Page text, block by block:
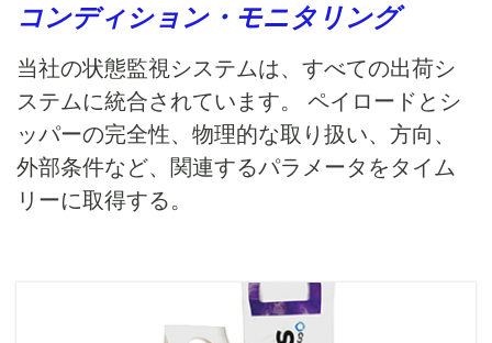
コンディション・モニタリング
当社の状態監視システムは、すべての出荷シ
ステムに統合されています。 ペイロードとシ
ッパーの完全性、物理的な取り扱い、方向、
外部条件など、関連するパラメータをタイム
リーに取得する。